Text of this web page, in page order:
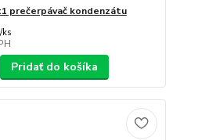
prečerpávač kondenzátu
/ks
Pridať do košíka